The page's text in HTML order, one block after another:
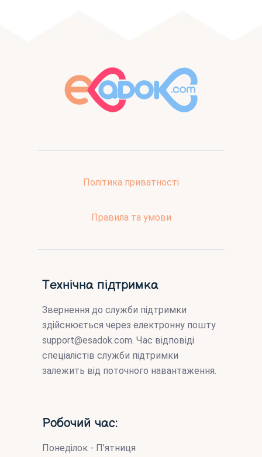
Політика приватності
Правила та умови
Технічна підтримка
Звернення до служби підтримки
здійснюється через електронну пошту
support@esadok.com. Час відповіді
спеціалістів служби підтримки
залежить від поточного навантаження.
Робочий час:
Понеділок - П’ятниця